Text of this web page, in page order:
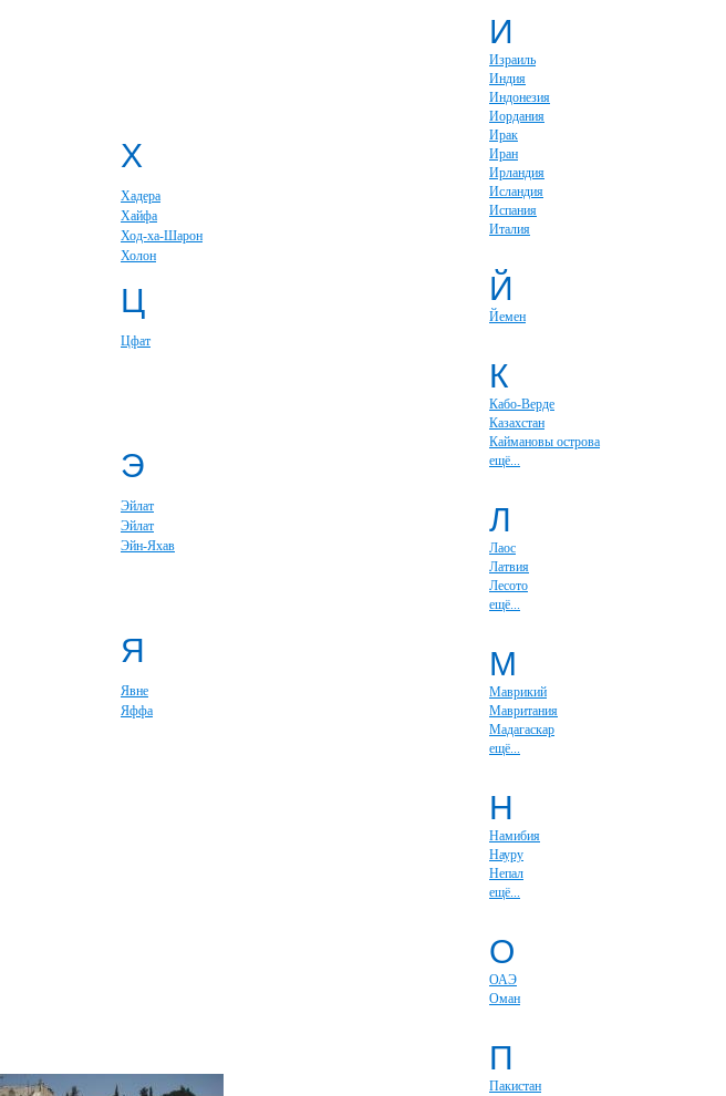
Х
Хадера
Хайфа
Ход-ха-Шарон
Холон
Ц
Цфат
Э
Эйлат
Эйлат
Эйн-Яхав
Я
Явне
Яффа
И
Израиль
Индия
Индонезия
Иордания
Ирак
Иран
Ирландия
Исландия
Испания
Италия
Й
Йемен
К
Кабо-Верде
Казахстан
Каймановы острова
ещё...
Л
Лаос
Латвия
Лесото
ещё...
М
Маврикий
Мавритания
Мадагаскар
ещё...
Н
Намибия
Науру
Непал
ещё...
О
ОАЭ
Оман
П
Пакистан